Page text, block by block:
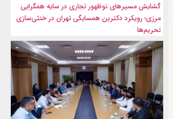
گشایش مسیرهای نوظهور تجاری در سایه همگرایی
مرزی؛ رویکرد دکترین همسایگی تهران در خنثی‌سازی
تحریم‌ها